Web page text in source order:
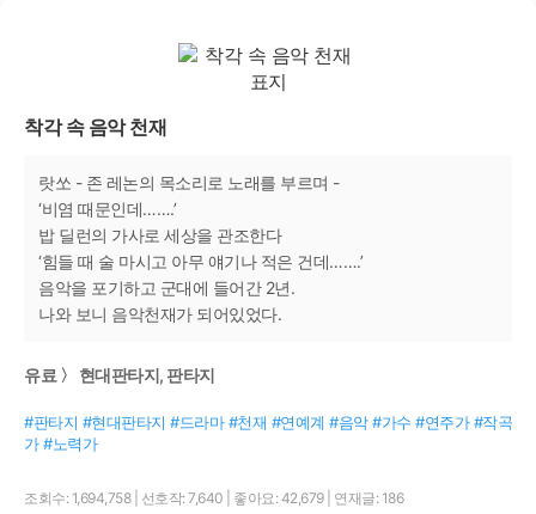
착각 속 음악 천재
랏쏘 - 존 레논의 목소리로 노래를 부르며 -
‘비염 때문인데…….’
밥 딜런의 가사로 세상을 관조한다
‘힘들 때 술 마시고 아무 얘기나 적은 건데…….’
음악을 포기하고 군대에 들어간 2년.
나와 보니 음악천재가 되어있었다.
유료 〉 현대판타지, 판타지
#판타지 #현대판타지 #드라마 #천재 #연예계 #음악 #가수 #연주가 #작곡
가 #노력가
조회수: 1,694,758 선호작: 7,640 좋아요: 42,679 연재글: 186